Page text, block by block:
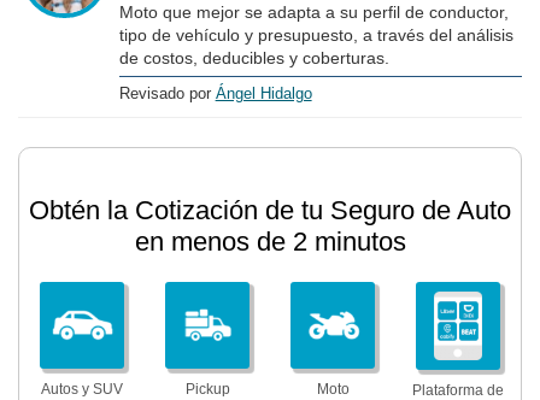
Moto que mejor se adapta a su perfil de conductor,
tipo de vehículo y presupuesto, a través del análisis
de costos, deducibles y coberturas.
Revisado por Ángel Hidalgo
Obtén la Cotización de tu Seguro de Auto
en menos de 2 minutos
Autos y SUV Pickup Moto
Plataforma de